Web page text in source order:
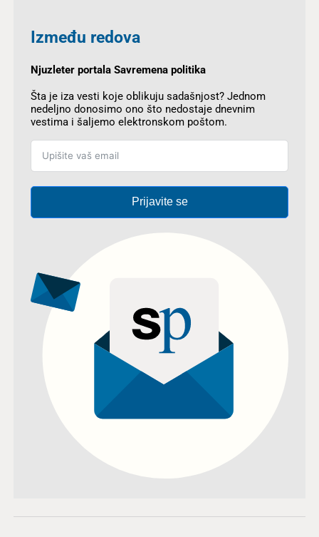
Između redova
Njuzleter portala Savremena politika
Šta je iza vesti koje oblikuju sadašnjost? Jednom
nedeljno donosimo ono što nedostaje dnevnim
vestima i šaljemo elektronskom poštom.
Prijavite se